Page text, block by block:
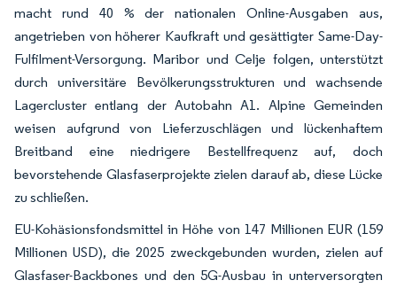
macht rund 40 % der nationalen Online-Ausgaben aus,
angetrieben von höherer Kaufkraft und gesättigter Same-Day-
Fulfilment-Versorgung. Maribor und Celje folgen, unterstützt
durch universitäre Bevölkerungsstrukturen und wachsende
Lagercluster entlang der Autobahn A1. Alpine Gemeinden
weisen aufgrund von Lieferzuschlägen und lückenhaftem
Breitband eine niedrigere Bestellfrequenz auf, doch
bevorstehende Glasfaserprojekte zielen darauf ab, diese Lücke
zu schließen.
EU-Kohäsionsfondsmittel in Höhe von 147 Millionen EUR (159
Millionen USD), die 2025 zweckgebunden wurden, zielen auf
Glasfaser-Backbones und den 5G-Ausbau in unterversorgten